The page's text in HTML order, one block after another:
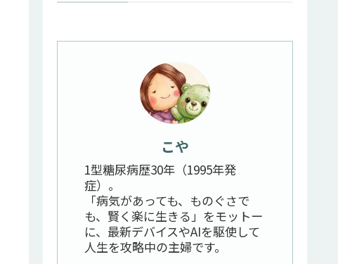
こや
1型糖尿病歴30年（1995年発
症）。
「病気があっても、ものぐさで
も、賢く楽に生きる」をモットー
に、最新デバイスやAIを駆使して
人生を攻略中の主婦です。